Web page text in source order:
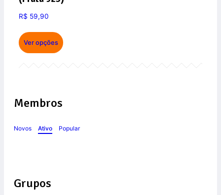
R$ 59,90
Ver opções
Membros
Novos Ativo Popular
Grupos